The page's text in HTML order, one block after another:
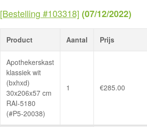
[Bestelling #103318] (07/12/2022)
Product Aantal Prijs
Apothekerskast
klassiek wit
(bxhxd)
30x206x57 cm
RAI-5180
(#P5-20038)
1 €285.00